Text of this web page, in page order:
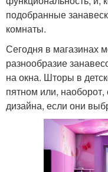
подобранные
комнаты.
Сегодня в магазинах
разнообразие
на окна. Шторы в
пятном или,
дизайна, если они